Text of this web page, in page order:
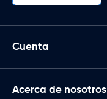
Cuenta
Acerca de nosotros